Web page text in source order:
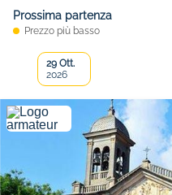
Prossima partenza
Prezzo più basso
29 Ott.
2026